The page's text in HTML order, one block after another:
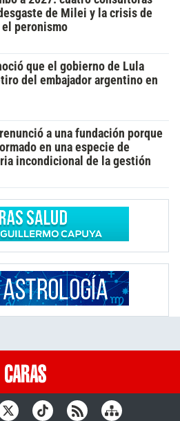
de Milei y la crisis de
el peronismo
que el gobierno de Lula
del embajador argentino en
a una fundación porque
en una especie de
incondicional de la gestión